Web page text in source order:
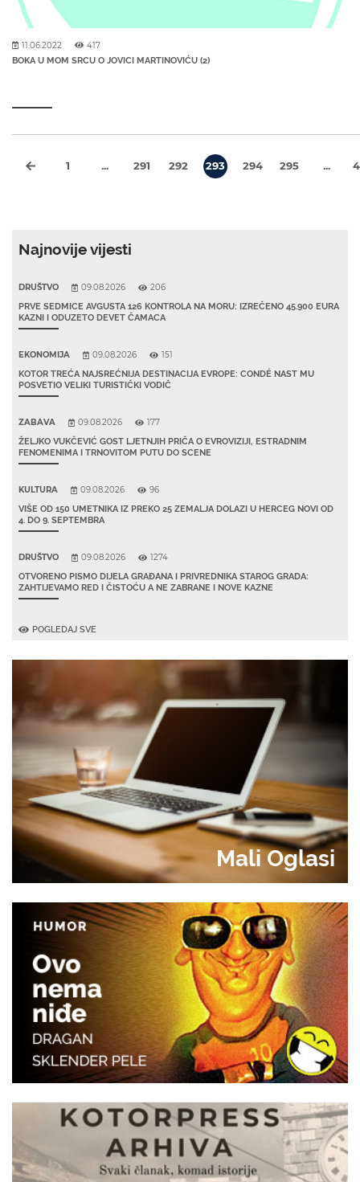
11.06.2022 417
BOKA U MOM SRCU O JOVICI MARTINOVIĆU (2)
1 ... 291 292 293 294 295 ...
Najnovije vijesti
DRUŠTVO 09.08.2026 206
PRVE SEDMICE AVGUSTA 126 KONTROLA NA MORU: IZREČENO 45.900 EURA
KAZNI I ODUZETO DEVET ČAMACA
EKONOMIJA 09.08.2026 151
KOTOR TREĆA NAJSREĆNIJA DESTINACIJA EVROPE: CONDÉ NAST MU
POSVETIO VELIKI TURISTIČKI VODIČ
ZABAVA 09.08.2026 177
ŽELJKO VUKČEVIĆ GOST LJETNJIH PRIČA O EVROVIZIJI, ESTRADNIM
FENOMENIMA I TRNOVITOM PUTU DO SCENE
KULTURA 09.08.2026 96
VIŠE OD 150 UMETNIKA IZ PREKO 25 ZEMALJA DOLAZI U HERCEG NOVI OD
4. DO 9. SEPTEMBRA
DRUŠTVO 09.08.2026 1274
OTVORENO PISMO DIJELA GRAĐANA I PRIVREDNIKA STAROG GRADA:
ZAHTIJEVAMO RED I ČISTOĆU A NE ZABRANE I NOVE KAZNE
POGLEDAJ SVE
Mali Oglasi